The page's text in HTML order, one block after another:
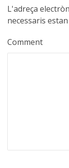
L'adreça
necessaris
Comment